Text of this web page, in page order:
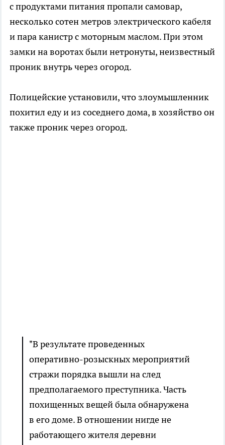
с продуктами питания пропали самовар,
несколько сотен метров электрического кабеля
и пара канистр с моторным маслом. При этом
замки на воротах были нетронуты, неизвестный
проник внутрь через огород.
Полицейские установили, что злоумышленник
похитил еду и из соседнего дома, в хозяйство он
также проник через огород.
"В результате проведенных
оперативно-розыскных мероприятий
стражи порядка вышли на след
предполагаемого преступника. Часть
похищенных вещей была обнаружена
в его доме. В отношении нигде не
работающего жителя деревни